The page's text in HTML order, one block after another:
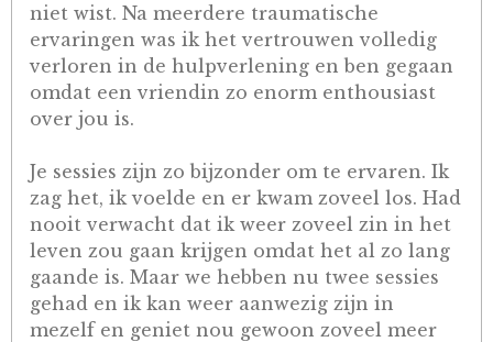
niet wist. Na meerdere traumatische
ervaringen was ik het vertrouwen volledig
verloren in de hulpverlening en ben gegaan
omdat een vriendin zo enorm enthousiast
over jou is.
Je sessies zijn zo bijzonder om te ervaren. Ik
zag het, ik voelde en er kwam zoveel los. Had
nooit verwacht dat ik weer zoveel zin in het
leven zou gaan krijgen omdat het al zo lang
gaande is. Maar we hebben nu twee sessies
gehad en ik kan weer aanwezig zijn in
mezelf en geniet nou gewoon zoveel meer